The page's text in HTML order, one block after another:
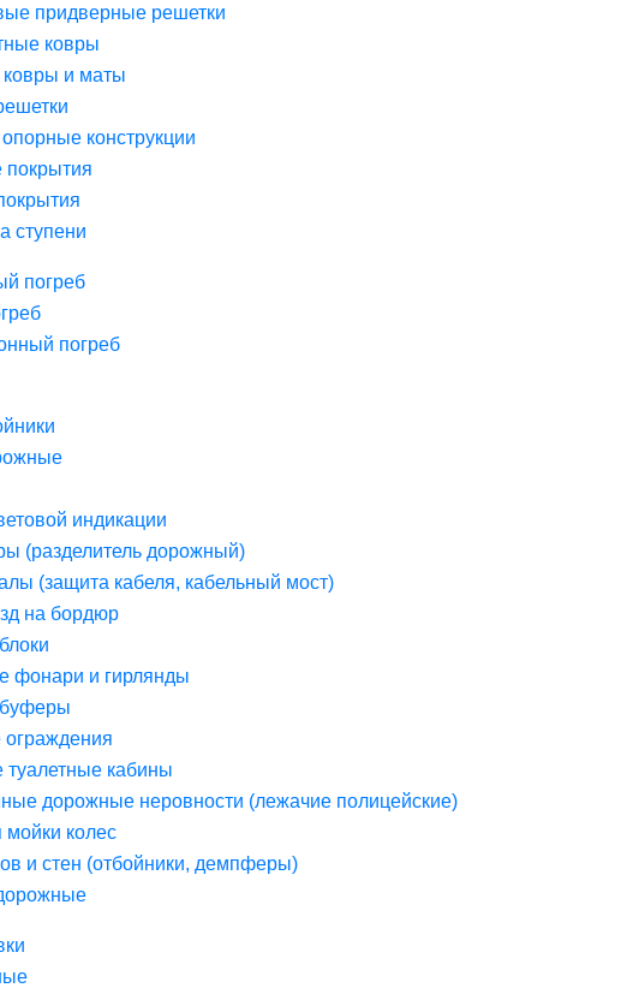
придверные решетки
ковры
и маты
конструкции
ступени
погреб
погреб
индикации
(разделитель дорожный)
(защита кабеля, кабельный мост)
на бордюр
фонари и гирлянды
кабины
дорожные неровности (лежачие полицейские)
мойки колес
и стен (отбойники, демпферы)